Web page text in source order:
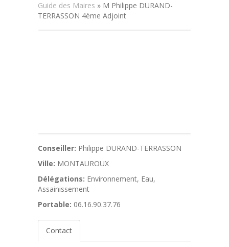
Guide des Maires » M Philippe DURAND-
TERRASSON 4ème Adjoint
Conseiller: Philippe DURAND-TERRASSON
Ville: MONTAUROUX
Délégations: Environnement, Eau,
Assainissement
Portable: 06.16.90.37.76
Contact